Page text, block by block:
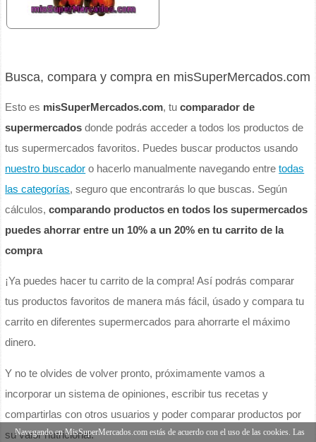
Busca, compara y compra en misSuperMercados.com
Esto es misSuperMercados.com, tucomparador de
supermercados donde podrás acceder a todos los productos de
tus supermercados favoritos. Puedes buscar productos usando
nuestro buscador o hacerlo manualmente navegando entretodas
las categorías, seguro que encontrarás lo que buscas. Según
cálculos,comparando productos en todos los supermercados
puedes ahorrar entre un 10% a un 20% en tu carrito de la
compra
¡Ya puedes hacer tu carrito de la compra! Así podrás comparar
tus productos favoritos de manera más fácil, úsado y compara tu
carrito en diferentes supermercados para ahorrarte el máximo
dinero.
Y no te olvides de volver pronto, próximamente vamos a
incorporar un sistema de opiniones, escribir tus recetas y
compartirlas con otros usuarios y poder comparar productos por
su valor nutricional.
Navegando en MisSuperMercados.com estás de acuerdo con el uso de las cookies. Las